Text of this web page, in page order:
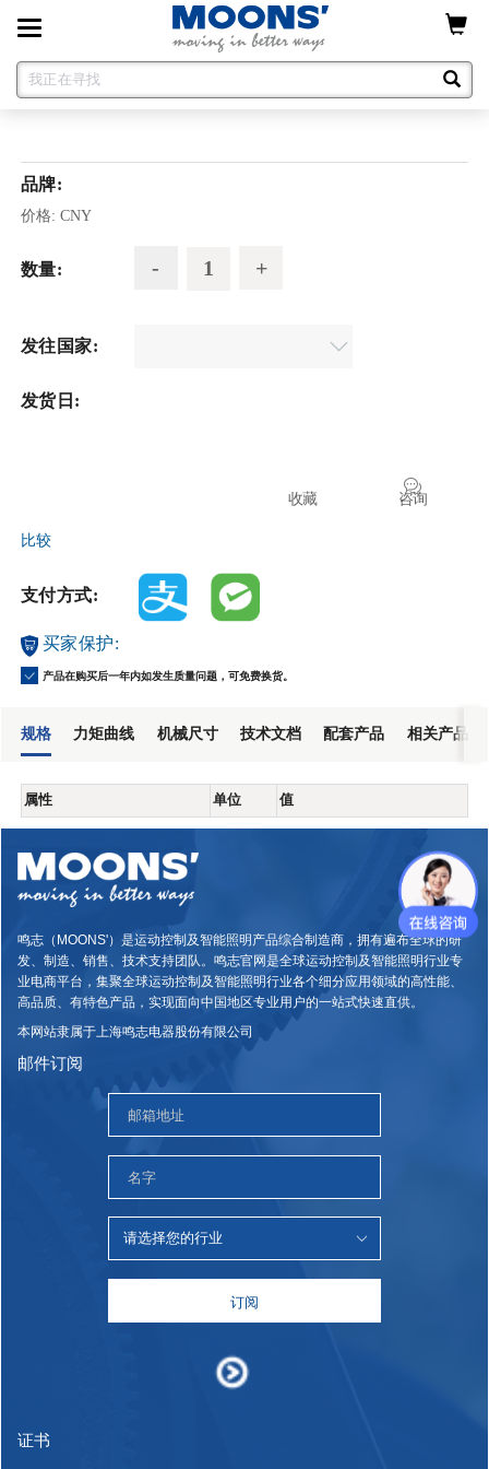
Toggle
navigation
品牌:
价格: CNY
数量:
发往国家:
发货日:
咨询
收藏
比较
支付方式:
买家保护:
产品在购买后一年内如发生质量问题，可免费换货。
规格 力矩曲线 机械尺寸 技术文档 配套产品 相关产品
属性 单位 值
鸣志（MOONS'）是运动控制及智能照明产品综合制造商，拥有遍布全球的研
发、制造、销售、技术支持团队。鸣志官网是全球运动控制及智能照明行业专
业电商平台，集聚全球运动控制及智能照明行业各个细分应用领域的高性能、
高品质、有特色产品，实现面向中国地区专业用户的一站式快速直供。
本网站隶属于上海鸣志电器股份有限公司
邮件订阅
订阅
证书